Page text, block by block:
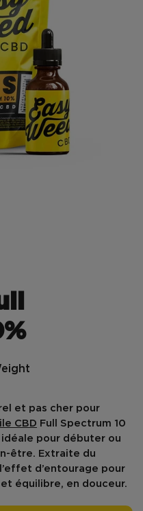
et pas cher pour
CBD Full Spectrum 10
pour débuter ou
être. Extraite du
l’effet d’entourage pour
et équilibre, en douceur.